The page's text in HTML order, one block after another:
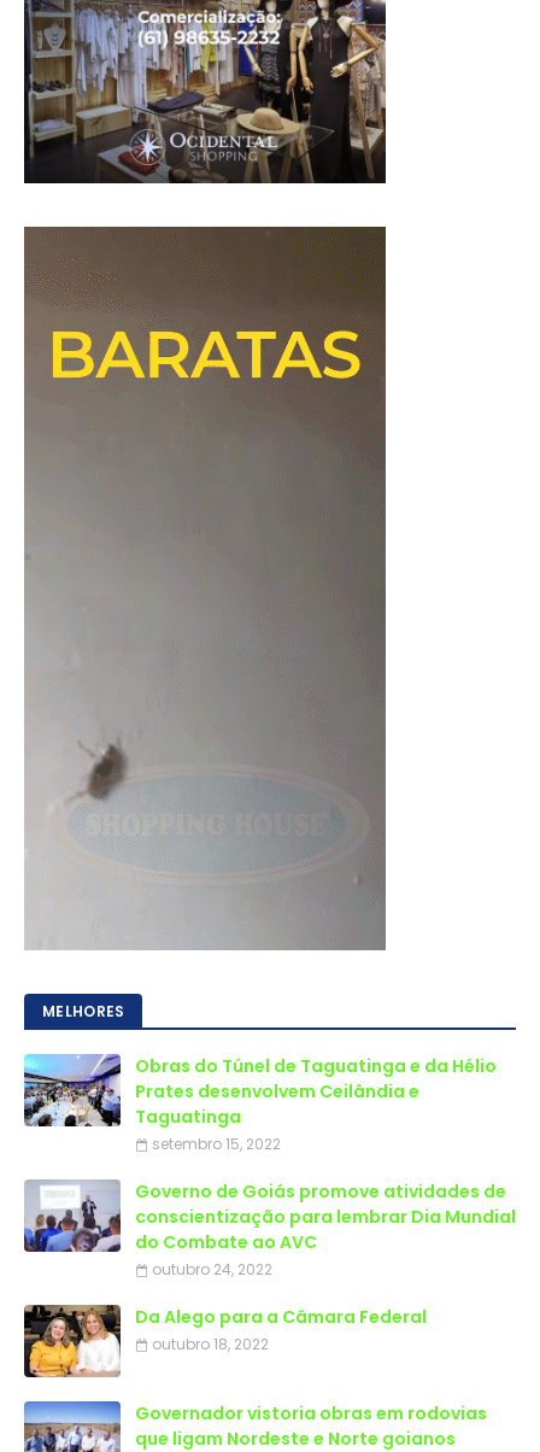
MELHORES
Obras do Túnel de Taguatinga e da Hélio
Prates desenvolvem Ceilândia e
Taguatinga
setembro 15, 2022
Governo de Goiás promove atividades de
conscientização para lembrar Dia Mundial
do Combate ao AVC
outubro 24, 2022
Da Alego para a Câmara Federal
outubro 18, 2022
Governador vistoria obras em rodovias
que ligam Nordeste e Norte goianos